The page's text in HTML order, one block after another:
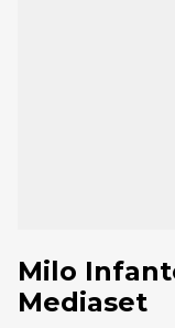
Milo
Mediaset